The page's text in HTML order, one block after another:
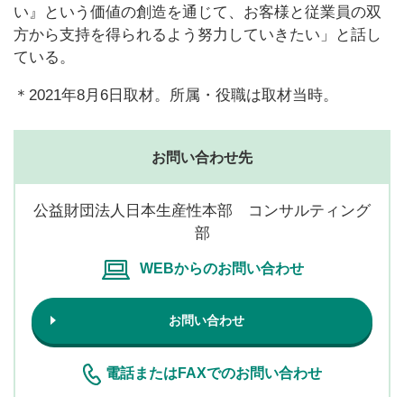
い』という価値の創造を通じて、お客様と従業員の双
方から支持を得られるよう努力していきたい」と話し
ている。
＊2021年8月6日取材。所属・役職は取材当時。
お問い合わせ先
公益財団法人日本生産性本部 コンサルティング
部
WEBからのお問い合わせ
お問い合わせ
電話またはFAXでのお問い合わせ